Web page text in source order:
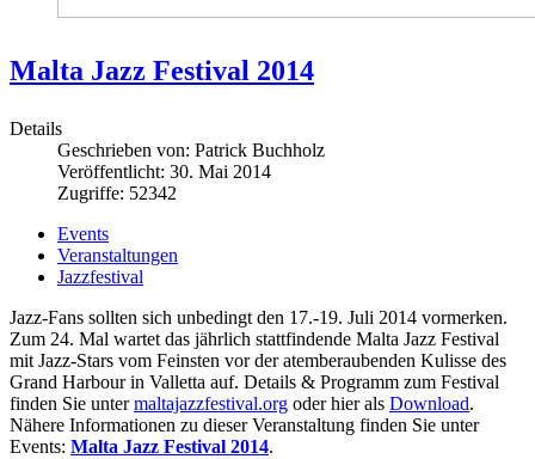
Malta Jazz Festival 2014
Details
Geschrieben von: Patrick Buchholz
Veröffentlicht: 30. Mai 2014
Zugriffe: 52342
Events
Veranstaltungen
Jazzfestival
Jazz-Fans sollten sich unbedingt den 17.-19. Juli 2014 vormerken.
Zum 24. Mal wartet das jährlich stattfindende Malta Jazz Festival
mit Jazz-Stars vom Feinsten vor der atemberaubenden Kulisse des
Grand Harbour in Valletta auf. Details & Programm zum Festival
finden Sie untermaltajazzfestival.org oder hier als Download.
Nähere Informationen zu dieser Veranstaltung finden Sie unter
Events: Malta Jazz Festival 2014.